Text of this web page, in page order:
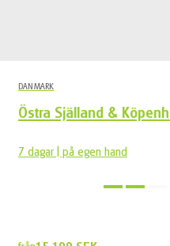
DANMARK
Östra Själland &
7 dagar | på egen hand